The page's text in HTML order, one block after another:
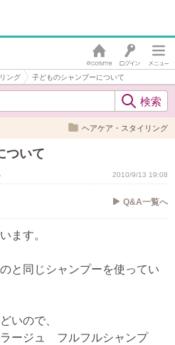
ング 子どものシャンプーについて
ヘアケア・スタイリング
ついて
2010/9/13 19:08
Q&A一覧へ
ます。
と同じシャンプーを使ってい
いので、
ージュ フルフルシャンプ